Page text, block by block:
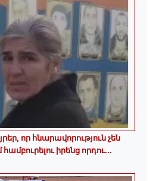
որ հնարավորություն չեն
իրենց որդու...